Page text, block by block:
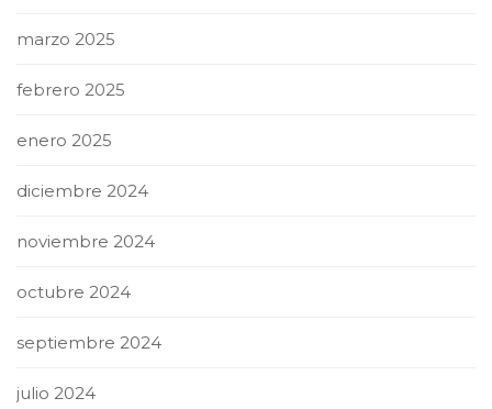
marzo 2025
febrero 2025
enero 2025
diciembre 2024
noviembre 2024
octubre 2024
septiembre 2024
julio 2024